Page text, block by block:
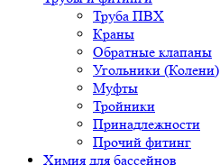
Труба ПВХ
Краны
Обратные клапаны
Угольники (Колени)
Муфты
Тройники
Принадлежности
Прочий фитинг
Химия для бассейнов